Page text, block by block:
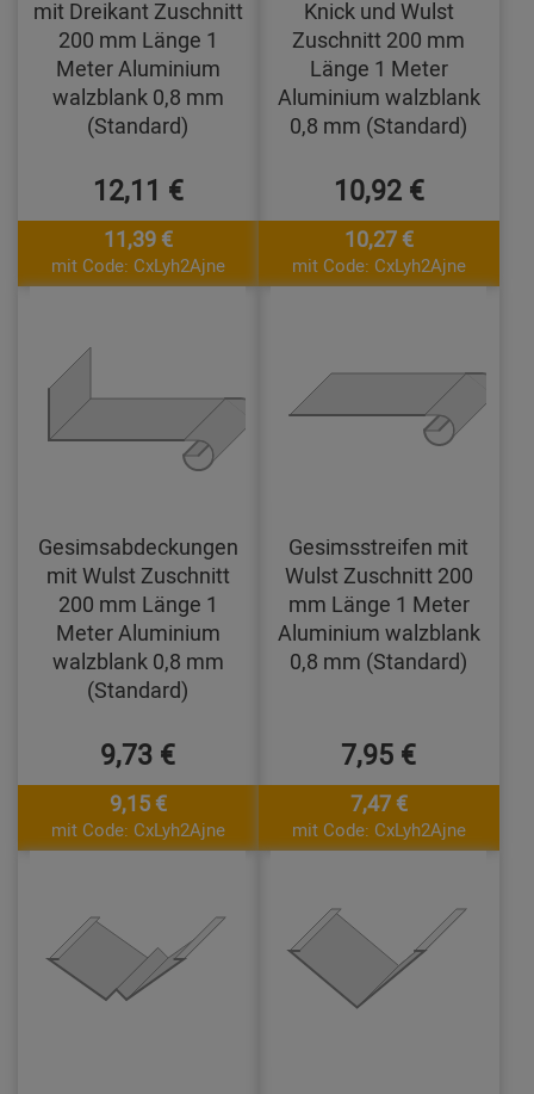
mit Dreikant Zuschnitt
200 mm Länge 1
Meter Aluminium
walzblank 0,8 mm
(Standard)
12,11 €
11,39 €
mit Code: CxLyh2Ajne
Knick und Wulst
Zuschnitt 200 mm
Länge 1 Meter
Aluminium walzblank
0,8 mm (Standard)
10,92 €
10,27 €
mit Code: CxLyh2Ajne
Gesimsabdeckungen
mit Wulst Zuschnitt
200 mm Länge 1
Meter Aluminium
walzblank 0,8 mm
(Standard)
9,73 €
9,15 €
mit Code: CxLyh2Ajne
Gesimsstreifen mit
Wulst Zuschnitt 200
mm Länge 1 Meter
Aluminium walzblank
0,8 mm (Standard)
7,95 €
7,47 €
mit Code: CxLyh2Ajne